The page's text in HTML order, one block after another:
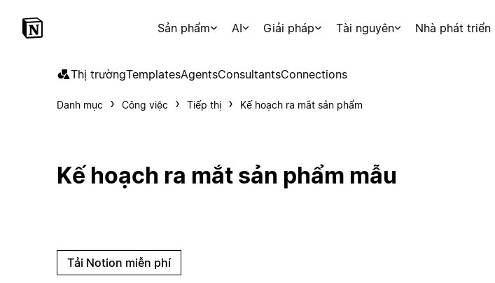
Sản phẩm AI Giải pháp Tài nguyên Nhà phát triển
Thị trườngTemplatesAgentsConsultantsConnections
Danh mục Công việc Tiếp thị Kế hoạch ra mắt sản phẩm
Kế hoạch ra mắt sản phẩm mẫu
Tải Notion miễn phí